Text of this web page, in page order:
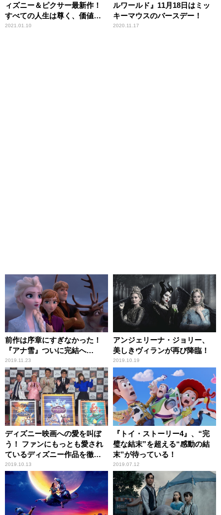
ィズニー＆ピクサー最新作！
すべての人生は尊く、価値が
ある
2021.01.10
ルワールド』11月18日はミッ
キーマウスのバースデー！
2020.11.17
前作は序章にすぎなかった！
『アナ雪』ついに完結へ…
2019.11.23
アンジェリーナ・ジョリー、
美しきヴィランが再び降臨！
2019.10.19
ディズニー映画への愛を叫ぼ
う！ ファンにもっとも愛され
ているディズニー作品を徹底
分析!!
2019.10.13
『トイ・ストーリー4』、“完
璧な結末”を超える“感動の結
末”が待っている！
2019.07.12